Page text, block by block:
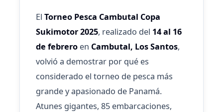
El Torneo Pesca Cambutal Copa
Sukimotor 2025, realizado del 14 al 16
de febrero en Cambutal, Los Santos,
volvió a demostrar por qué es
considerado el torneo de pesca más
grande y apasionado de Panamá.
Atunes gigantes, 85 embarcaciones,